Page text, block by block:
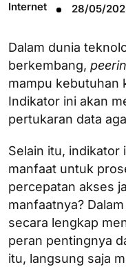
Internet 28/05/
Dalam dunia
berkembang,
mampu kebutuhan
Indikator ini akan
pertukaran data
Selain itu, indikator
manfaat untuk
percepatan akses
manfaatnya?
secara lengkap
peran pentingnya
itu, langsung saja